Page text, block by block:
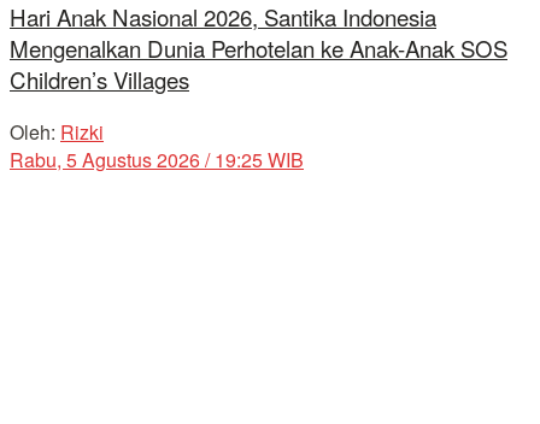
Hari Anak Nasional 2026, Santika Indonesia
Mengenalkan Dunia Perhotelan ke Anak-Anak SOS
Children’s Villages
Oleh: Rizki
Rabu, 5 Agustus 2026 / 19:25 WIB